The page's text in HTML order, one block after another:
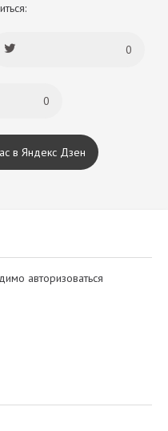
0
0
в Яндекс Дзен
авторизоваться